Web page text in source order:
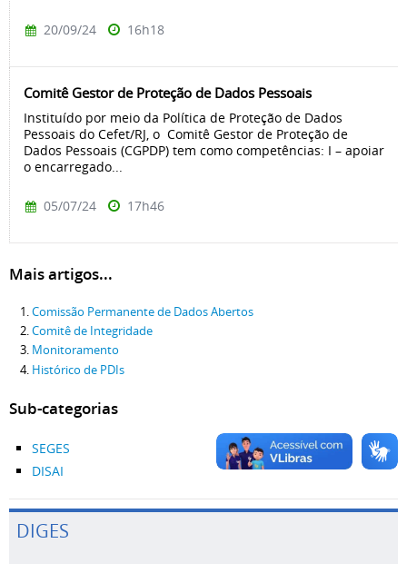
20/09/24 16h18
Comitê Gestor de Proteção de Dados Pessoais
Instituído por meio da Política de Proteção de Dados
Pessoais do Cefet/RJ, o Comitê Gestor de Proteção de
Dados Pessoais (CGPDP) tem como competências: I – apoiar
o encarregado...
05/07/24 17h46
Mais artigos...
Comissão Permanente de Dados Abertos
Comitê de Integridade
Monitoramento
Histórico de PDIs
Sub-categorias
SEGES
DISAI
DIGES